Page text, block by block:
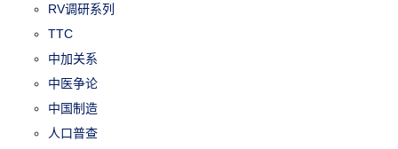
RV调研系列
TTC
中加关系
中医争论
中国制造
人口普查